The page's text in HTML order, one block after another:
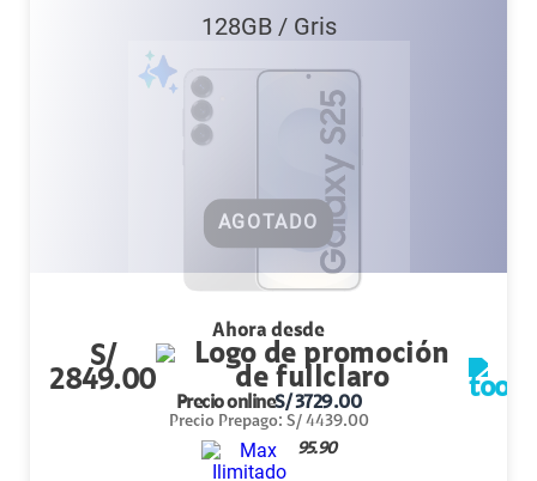
128GB/ Gris
AGOTADO
Ahora desde
S/
2849.00
Precio onlineS/3729.00
Precio Prepago: S/ 4439.00
95.90